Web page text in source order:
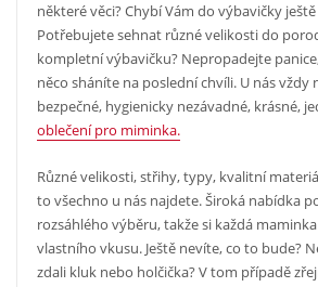
některé věci? Chybí Vám do výbavičky
Potřebujete sehnat různé velikosti do
kompletní výbavičku? Nepropadejte
něco sháníte na poslední chvíli. U nás vždy
bezpečné, hygienicky nezávadné, krásné,
oblečení pro miminka.
Různé velikosti, střihy, typy, kvalitní
to všechno u nás najdete. Široká nabídka
rozsáhlého výběru, takže si každá
vlastního vkusu. Ještě nevíte, co to bude?
zdali kluk nebo holčička? V tom případě